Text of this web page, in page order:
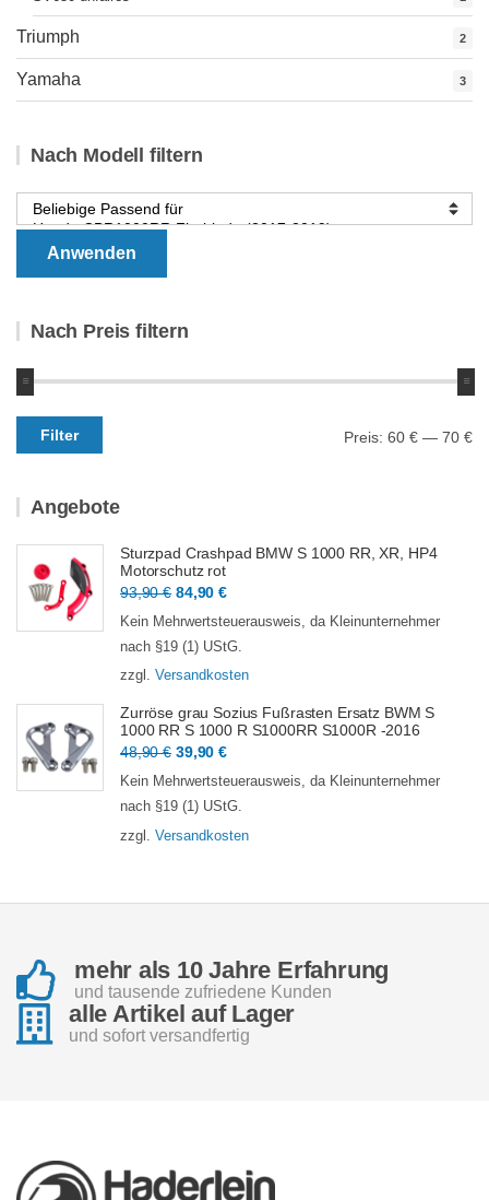
Triumph 2
Yamaha 3
Nach Modell filtern
Anwenden
Nach Preis filtern
Min.
Preis
Max.
Preis
Filter Preis: 60 € — 70 €
Angebote
Sturzpad Crashpad BMW S 1000 RR, XR, HP4
Motorschutz rot
93,90€ Ursprünglicher
Preis
war:
93,90 €
84,90€Aktueller
Preis
ist:
84,90 €.
Kein Mehrwertsteuerausweis, da Kleinunternehmer
nach §19 (1) UStG.
zzgl. Versandkosten
Zurröse grau Sozius Fußrasten Ersatz BWM S
1000 RR S 1000 R S1000RR S1000R -2016
48,90€ Ursprünglicher
Preis
war:
48,90 €
39,90€Aktueller
Preis
ist:
39,90 €.
Kein Mehrwertsteuerausweis, da Kleinunternehmer
nach §19 (1) UStG.
zzgl. Versandkosten
mehr als 10 Jahre Erfahrung
und tausende zufriedene Kunden
alle Artikel auf Lager
und sofort versandfertig